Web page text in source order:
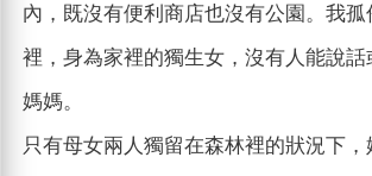
內，既沒有便利商店也沒有公園。我孤
裡，身為家裡的獨生女，沒有人能說
媽媽。
只有母女兩人獨留在森林裡的狀況下